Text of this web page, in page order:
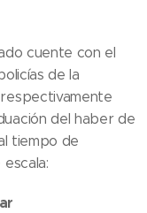
cuente con el
de la
del haber de
tiempo de